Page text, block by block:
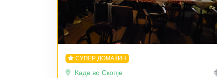
СУПЕР ДОМАЌИН
Каде во Скопје